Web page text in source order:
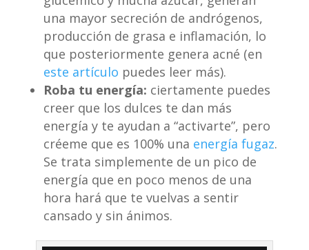
una mayor secreción de andrógenos,
producción de grasa e inflamación, lo
que posteriormente genera acné (en
este artículo puedes leer más).
Roba tu energía: ciertamente puedes
creer que los dulces te dan más
energía y te ayudan a “activarte”, pero
créeme que es 100% una energía fugaz.
Se trata simplemente de un pico de
energía que en poco menos de una
hora hará que te vuelvas a sentir
cansado y sin ánimos.